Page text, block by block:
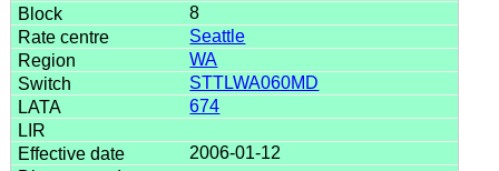
8
Seattle
WA
STTLWA060MD
674
2006-01-12